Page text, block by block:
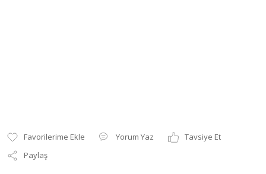
Yorum Yaz
Tavsiye Et
Paylaş